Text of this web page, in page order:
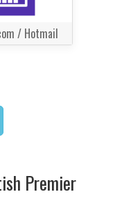
/ Hotmail
Premier